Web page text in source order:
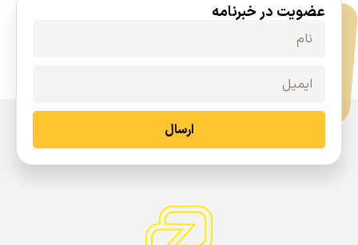
عضویت در خبرنامه
ارسال